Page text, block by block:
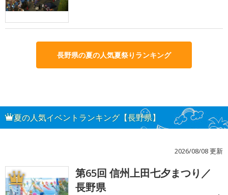
長野県の夏の人気夏祭りランキング
夏の人気イベントランキング【長野県】
2026/08/08 更新
1
第65回 信州上田七夕まつり／
長野県